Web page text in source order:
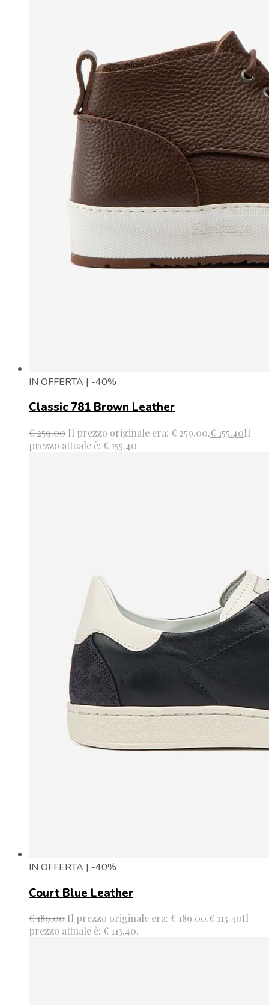
IN OFFERTA | -40%
Classic 781 Brown Leather
€259.00 Il prezzo originale era: € 259.00.€ 155.40Il
prezzo attuale è: € 155.40.
IN OFFERTA | -40%
Court Blue Leather
€189.00 Il prezzo originale era: € 189.00.€ 113.40Il
prezzo attuale è: € 113.40.